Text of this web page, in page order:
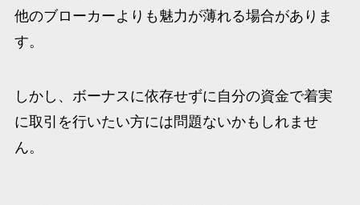
他のブローカーよりも魅力が薄れる場合がありま
す。
しかし、ボーナスに依存せずに自分の資金で着実
に取引を行いたい方には問題ないかもしれませ
ん。